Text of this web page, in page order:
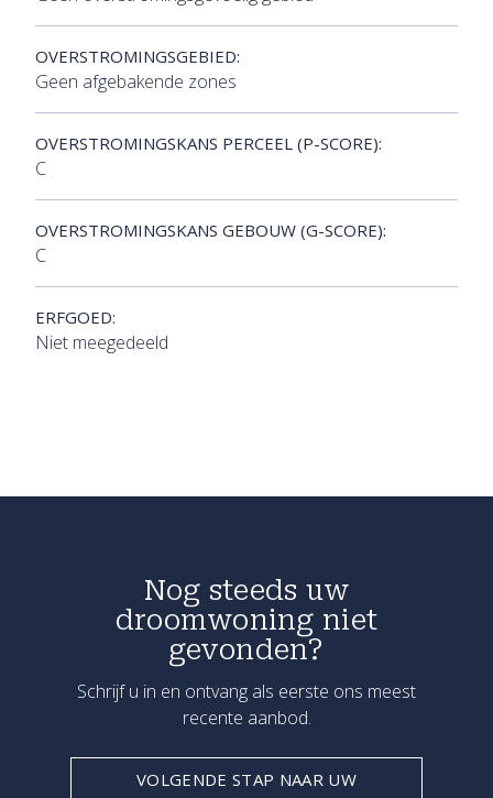
OVERSTROMINGSGEBIED:
Geen afgebakende zones
OVERSTROMINGSKANS PERCEEL (P-SCORE):
C
OVERSTROMINGSKANS GEBOUW (G-SCORE):
C
ERFGOED:
Niet meegedeeld
Nog steeds uw
droomwoning niet
gevonden?
Schrijf u in en ontvang als eerste ons meest
recente aanbod.
VOLGENDE STAP NAAR UW